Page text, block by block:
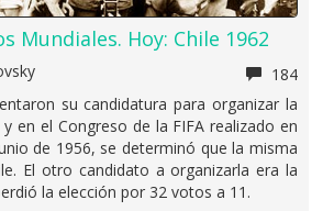
Mundiales. Hoy: Chile 1962
184
su candidatura para organizar la
en el Congreso de la FIFA realizado en
de 1956, se determinó que la misma
El otro candidato a organizarla era la
la elección por 32 votos a 11.